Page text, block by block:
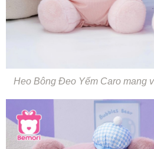
Heo Bông Đeo Yếm Caro mang